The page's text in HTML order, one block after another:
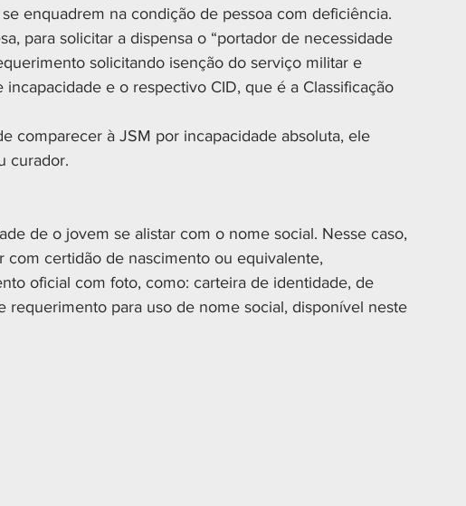
enquadrem na condição de pessoa com deficiência.
para solicitar a dispensa o “portador de necessidade
solicitando isenção do serviço militar e
e o respectivo CID, que é a Classificação
comparecer à JSM por incapacidade absoluta, ele
curador.
de o jovem se alistar com o nome social. Nesse caso,
certidão de nascimento ou equivalente,
oficial com foto, como: carteira de identidade, de
requerimento para uso de nome social, disponível neste